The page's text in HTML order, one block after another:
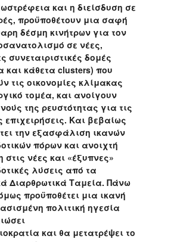
και η διείσδυση σε
προϋποθέτουν μια σαφή
δέσμη κινήτρων για τον
σε νέες,
συνεταιριστικές δομές
και κάθετα clusters) που
τις οικονομίες κλίμακας
τομέα, και ανοίγουν
της ρευστότητας για τις
επιχειρήσεις. Και βεβαίως
την εξασφάλιση ικανών
πόρων και ανοιχτή
νέες και «έξυπνες»
λύσεις από τα
Διαρθρωτικά Ταμεία. Πάνω
προϋποθέτει μια ικανή
πολιτική ηγεσία
και θα μετατρέψει το